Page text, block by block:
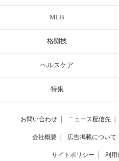
MLB
格闘技
ヘルスケア
特集
お問い合わせ ニュース配信先
会社概要 広告掲載について
サイトポリシー 利用